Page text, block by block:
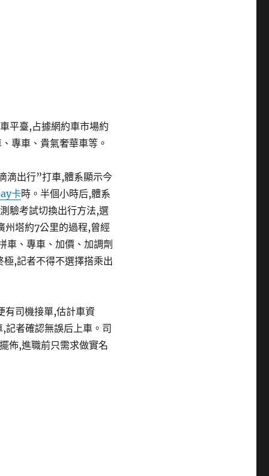
平臺,占據網約車市場約
專車、貴氣奢華車等。
滴出行”打車,體系顯示今
卡時。半個小時后,體系
驗考試切換出行方法,選
州塔約7公里的過程,曾經
車、專車、加價、加調劑
,記者不得不選擇搭乘出
有司機接單,估計車資
記者確認無誤后上車。司
佈,進職前只需求做實名